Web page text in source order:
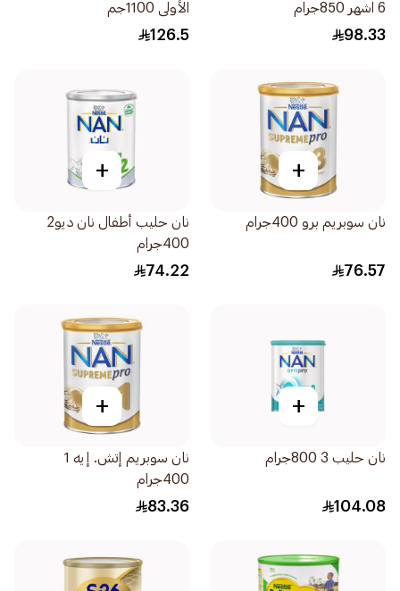
6 اشهر 850جرام
98.33
الأولى 1100جم
126.5
+
نان سوبريم برو 400جرام
76.57
+
نان حليب أطفال نان ديو2
400جرام
74.22
+
نان حليب 3 800جرام
104.08
+
نان سوبريم إتش. إيه 1
400جرام
83.36